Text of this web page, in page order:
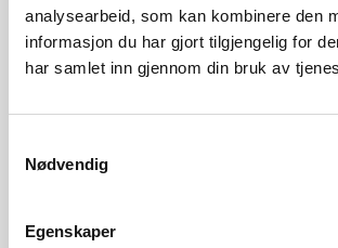
analysearbeid, som kan kombinere den
informasjon du har gjort tilgjengelig for
har samlet inn gjennom din bruk av
Nødvendig
Egenskaper
Viktig info:Disse nettsidene sluttet
oppdatert fra 01.03.2026. Alle nye
utredningsrapporter vil bli
via lenker i popup-vindu (infovindu)
tilgjengelig som klikkbare referanser
eksisterende lenker fra